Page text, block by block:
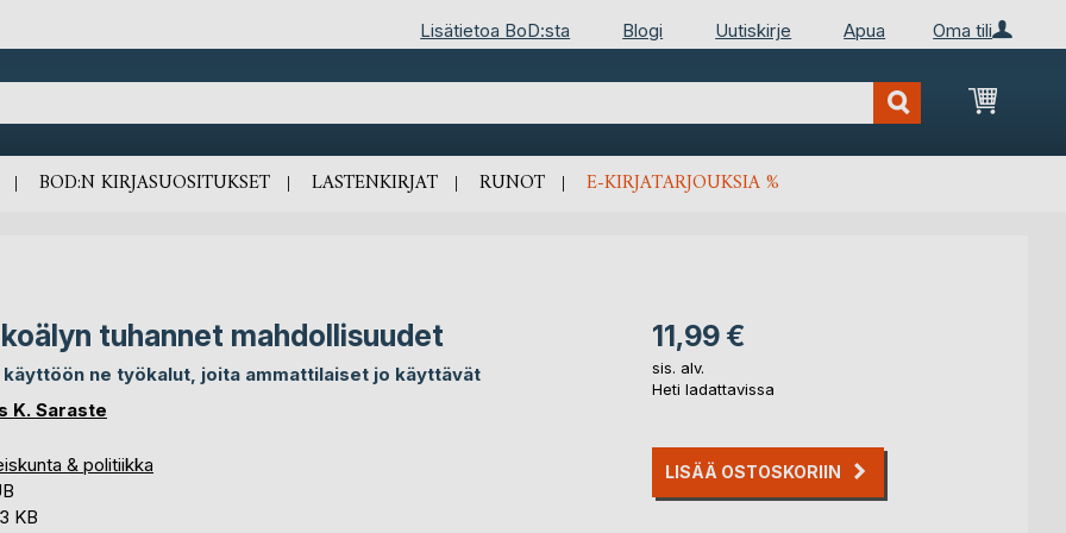
Oma tili
Lisätietoa BoD:sta Blogi Uutiskirje Apua
BOD:N KIRJASUOSITUKSET LASTENKIRJAT RUNOT E-KIRJATARJOUKSIA %
tuhannet mahdollisuudet
käyttöön ne työkalut, joita ammattilaiset jo käyttävät
K. Saraste
& politiikka
KB
11,99 €
sis. alv.
Heti ladattavissa
LISÄÄ OSTOSKORIIN